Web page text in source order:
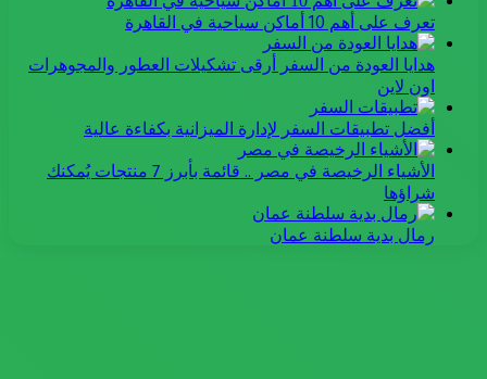
تعرف على أهم 10 أماكن سياحية في القاهرة
هدايا العودة من السفر أرقى تشكيلات العطور والمجوهرات
اون لاين
أفضل تطبيقات السفر لإدارة الميزانية بكفاءة عالية
الأشياء الرخيصة في مصر .. قائمة بأبرز 7 منتجات يُمكنك
شراؤها
رمال بدية سلطنة عمان